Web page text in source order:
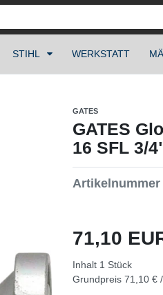
STIHL WERKSTATT
GATES
GATES
16 SFL 3/
Artikelnummer
71,10
Inhalt 1 Stück
Grundpreis 71,10 €